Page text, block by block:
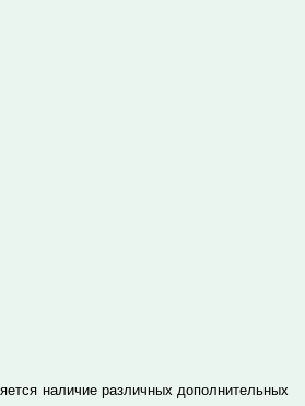
наличие различных дополнительных